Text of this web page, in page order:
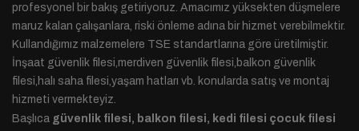
profesyonel bir bakış getiriyoruz. Amacımız yüksekten düşmelere
maruz kalan çalışanlara, riski önleme adına bir hizmet verebilmektir.
Kullandığımız malzemelere TSE standartlarına göre üretilmiştir.
İnşaat güvenlik filesi,merdiven güvenlik filesi,balkon güvenlik
filesi,halı saha filesi,yaşam hatları vb. konularda satış ve montaj
hizmeti vermekteyiz.
Başlıca güvenlik filesi, balkon filesi, kedi filesi çocuk filesi